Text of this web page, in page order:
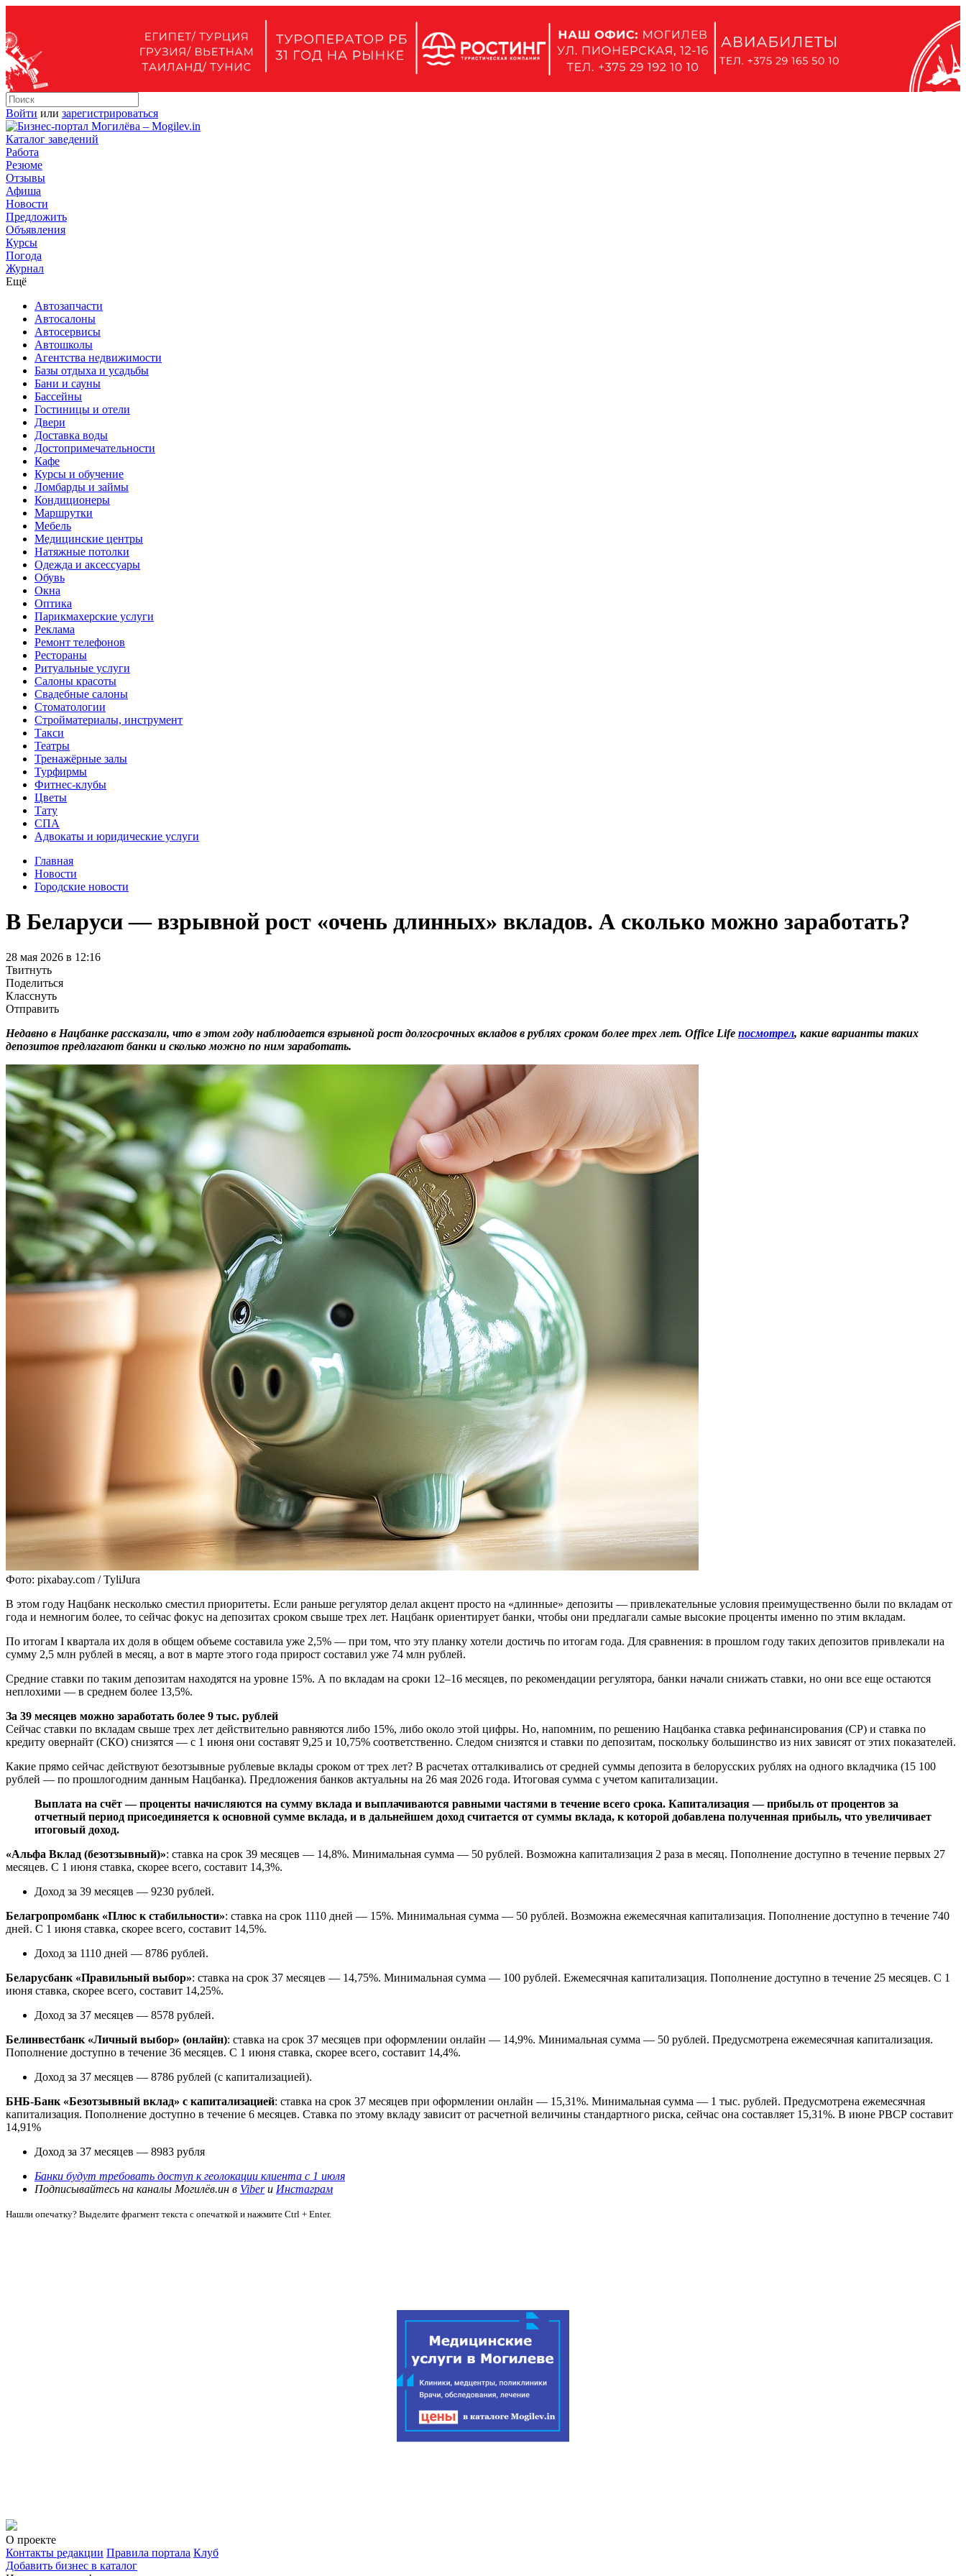
Войти или зарегистрироваться
Каталог заведений
Работа
Резюме
Отзывы
Афиша
Новости
Предложить
Объявления
Курсы
Погода
Журнал
Ещё
Автозапчасти
Автосалоны
Автосервисы
Автошколы
Агентства недвижимости
Базы отдыха и усадьбы
Бани и сауны
Бассейны
Гостиницы и отели
Двери
Доставка воды
Достопримечательности
Кафе
Курсы и обучение
Ломбарды и займы
Кондиционеры
Маршрутки
Мебель
Медицинские центры
Натяжные потолки
Одежда и аксессуары
Обувь
Окна
Оптика
Парикмахерские услуги
Реклама
Ремонт телефонов
Рестораны
Ритуальные услуги
Салоны красоты
Свадебные салоны
Стоматологии
Стройматериалы, инструмент
Такси
Театры
Тренажёрные залы
Турфирмы
Фитнес-клубы
Цветы
Тату
СПА
Адвокаты и юридические услуги
Главная
Новости
Городские новости
В Беларуси — взрывной рост «очень длинных» вкладов. А сколько можно заработать?
28 мая 2026 в 12:16
Твитнуть
Поделиться
Класснуть
Отправить
Недавно в Нацбанке рассказали, что в этом году наблюдается взрывной рост долгосрочных вкладов в рублях сроком более трех лет. Office Life посмотрел, какие варианты таких
депозитов предлагают банки и сколько можно по ним заработать.
Фото: pixabay.com / TyliJura
В этом году Нацбанк несколько сместил приоритеты. Если раньше регулятор делал акцент просто на «длинные» депозиты — привлекательные условия преимущественно были по вкладам от
года и немногим более, то сейчас фокус на депозитах сроком свыше трех лет. Нацбанк ориентирует банки, чтобы они предлагали самые высокие проценты именно по этим вкладам.
По итогам I квартала их доля в общем объеме составила уже 2,5% — при том, что эту планку хотели достичь по итогам года. Для сравнения: в прошлом году таких депозитов привлекали на
сумму 2,5 млн рублей в месяц, а вот в марте этого года прирост составил уже 74 млн рублей.
Средние ставки по таким депозитам находятся на уровне 15%. А по вкладам на сроки 12–16 месяцев, по рекомендации регулятора, банки начали снижать ставки, но они все еще остаются
неплохими — в среднем более 13,5%.
За 39 месяцев можно заработать более 9 тыс. рублей
Сейчас ставки по вкладам свыше трех лет действительно равняются либо 15%, либо около этой цифры. Но, напомним, по решению Нацбанка ставка рефинансирования (СР) и ставка по
кредиту овернайт (СКО) снизятся — с 1 июня они составят 9,25 и 10,75% соответственно. Следом снизятся и ставки по депозитам, поскольку большинство из них зависят от этих показателей.
Какие прямо сейчас действуют безотзывные рублевые вклады сроком от трех лет? В расчетах отталкивались от средней суммы депозита в белорусских рублях на одного вкладчика (15 100
рублей — по прошлогодним данным Нацбанка). Предложения банков актуальны на 26 мая 2026 года. Итоговая сумма с учетом капитализации.
Выплата на счёт — проценты начисляются на сумму вклада и выплачиваются равными частями в течение всего срока. Капитализация — прибыль от процентов за
отчетный период присоединяется к основной сумме вклада, и в дальнейшем доход считается от суммы вклада, к которой добавлена полученная прибыль, что увеличивает
итоговый доход.
«Альфа Вклад (безотзывный)»: ставка на срок 39 месяцев — 14,8%. Минимальная сумма — 50 рублей. Возможна капитализация 2 раза в месяц. Пополнение доступно в течение первых 27
месяцев. С 1 июня ставка, скорее всего, составит 14,3%.
Доход за 39 месяцев — 9230 рублей.
Белагропромбанк «Плюс к стабильности»: ставка на срок 1110 дней — 15%. Минимальная сумма — 50 рублей. Возможна ежемесячная капитализация. Пополнение доступно в течение 740
дней. С 1 июня ставка, скорее всего, составит 14,5%.
Доход за 1110 дней — 8786 рублей.
Беларусбанк «Правильный выбор»: ставка на срок 37 месяцев — 14,75%. Минимальная сумма — 100 рублей. Ежемесячная капитализация. Пополнение доступно в течение 25 месяцев. С 1
июня ставка, скорее всего, составит 14,25%.
Доход за 37 месяцев — 8578 рублей.
Белинвестбанк «Личный выбор» (онлайн): ставка на срок 37 месяцев при оформлении онлайн — 14,9%. Минимальная сумма — 50 рублей. Предусмотрена ежемесячная капитализация.
Пополнение доступно в течение 36 месяцев. С 1 июня ставка, скорее всего, составит 14,4%.
Доход за 37 месяцев — 8786 рублей (с капитализацией).
БНБ-Банк «Безотзывный вклад» с капитализацией: ставка на срок 37 месяцев при оформлении онлайн — 15,31%. Минимальная сумма — 1 тыс. рублей. Предусмотрена ежемесячная
капитализация. Пополнение доступно в течение 6 месяцев. Ставка по этому вкладу зависит от расчетной величины стандартного риска, сейчас она составляет 15,31%. В июне РВСР составит
14,91%
Доход за 37 месяцев — 8983 рубля
Банки будут требовать доступ к геолокации клиента с 1 июля
Подписывайтесь на каналы Могилёв.ин в Viberи Инстаграм
Нашли опечатку? Выделите фрагмент текста с опечаткой и нажмите Ctrl + Enter.
О проекте
Контакты редакции Правила портала Клуб
Добавить бизнес в каталог